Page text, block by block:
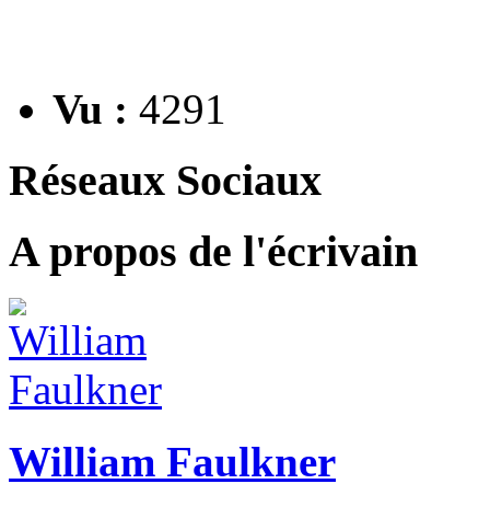
Vu : 4291
Réseaux Sociaux
A propos de l'écrivain
William Faulkner